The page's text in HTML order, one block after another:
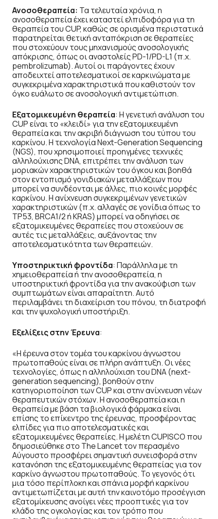
Ανοσοθεραπεία: Τα τελευταία χρόνια, η
ανοσοθεραπεία έχει καταστεί ελπιδοφόρα για τη
θεραπεία του CUP, καθώς σε ορισμένα περιστατικά
παρατηρείται θετική ανταπόκριση σε θεραπείες
που στοχεύουν τους μηχανισμούς ανοσολογικής
απόκρισης, όπως οι αναστολείς PD-1/PD-L1 (π.χ.
pembrolizumab). Αυτοί οι παράγοντες έχουν
αποδειχτεί αποτελεσματικοί σε καρκινώματα με
συγκεκριμένα χαρακτηριστικά που καθιστούν τον
όγκο ευάλωτο σε ανοσολογική αντιμετώπιση.
Εξατομικευμένη θεραπεία: Η γενετική ανάλυση του
CUP είναι το «κλειδί» για την εξατομικευμένη
θεραπεία και την ακριβή διάγνωση του τύπου του
καρκίνου. Η τεχνολογία Next-Generation Sequencing
(NGS), που χρησιμοποιεί προηγμένες τεχνικές
αλληλούχισης DNA, επιτρέπει την ανάλυση των
μοριακών χαρακτηριστικών του όγκου και βοηθά
στον εντοπισμό γονιδιακών μεταλλάξεων που
μπορεί να συνδέονται με άλλες, πιο κοινές μορφές
καρκίνου. Η ανίχνευση συγκεκριμένων γενετικών
χαρακτηριστικών (π.χ. αλλαγές σε γονίδια όπως το
TP53, BRCA1/2 ή KRAS) μπορεί να οδηγήσει σε
εξατομικευμένες θεραπείες που στοχεύουν σε
αυτές τις μεταλλάξεις, αυξάνοντας την
αποτελεσματικότητα των θεραπειών.
Υποστηρικτική φροντίδα: Παράλληλα με τη
χημειοθεραπεία ή την ανοσοθεραπεία, η
υποστηρικτική φροντίδα για την ανακούφιση των
συμπτωμάτων είναι απαραίτητη. Αυτό
περιλαμβάνει τη διαχείριση του πόνου, τη διατροφή
και την ψυχολογική υποστήριξη.
Εξελίξεις στην Έρευνα:
«Η έρευνα στον τομέα του καρκίνου άγνωστου
πρωτοπαθούς είναι σε πλήρη ανάπτυξη. Οι νέες
τεχνολογίες, όπως η αλληλούχιση του DNA (next-
generation sequencing), βοηθούν στην
κατηγοριοποίηση των CUP και στην ανίχνευση νέων
θεραπευτικών στόχων. Η ανοσοθεραπεία και η
θεραπεία με βάση τα βιολογικά φάρμακα είναι
επίσης το επίκεντρο της έρευνας, προσφέροντας
ελπίδες για πιο αποτελεσματικές και
εξατομικευμένες θεραπείες. Η μελέτη CUPISCO που
δημοσιεύθηκε στο The Lancet τον περασμένο
Αύγουστο προσφέρει σημαντική συνεισφορά στην
κατανόηση της εξατομικευμένης θεραπείας για τον
καρκίνο άγνωστου πρωτοπαθούς. Το γεγονός ότι
μια τόσο περίπλοκη και σπάνια μορφή καρκίνου
αντιμετωπίζεται με αυτή την καινοτόμο προσέγγιση
εξατομίκευσης ανοίγει νέες προοπτικές για τον
κλάδο της ογκολογίας και τον τρόπο που